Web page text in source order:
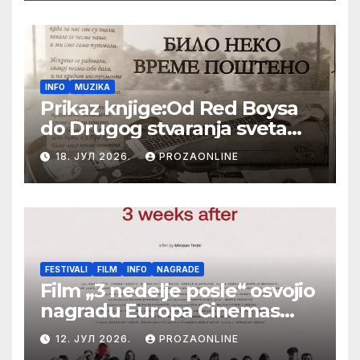
Festival evropskog filma Palić
INFO MUZIKA
Prikaz knjige:Od Red Boysa
do Drugog stvaranja sveta
(bilo neko vreme pošteno)
(autor- Zlatomira Sremca,
Botoš 2022. godine,
samizdat)
18. ЈУЛ 2026. PROZAONLINE
FESTIVALI FILM INFO NAGRADE
Film „3 nedelje posle“ osvojio
nagradu Europa Cinemas
Label na Filmskom festivalu
u Karlovim Varima
12. ЈУЛ 2026. PROZAONLINE